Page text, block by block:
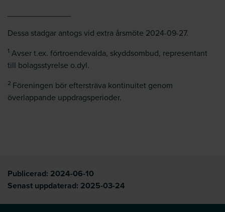
Dessa stadgar antogs vid extra årsmöte 2024-09-27.
1 Avser t.ex. förtroendevalda, skyddsombud, representant
till bolagsstyrelse o.dyl.
2 Föreningen bör eftersträva kontinuitet genom
överlappande uppdragsperioder.
Publicerad: 2024-06-10
Senast uppdaterad: 2025-03-24